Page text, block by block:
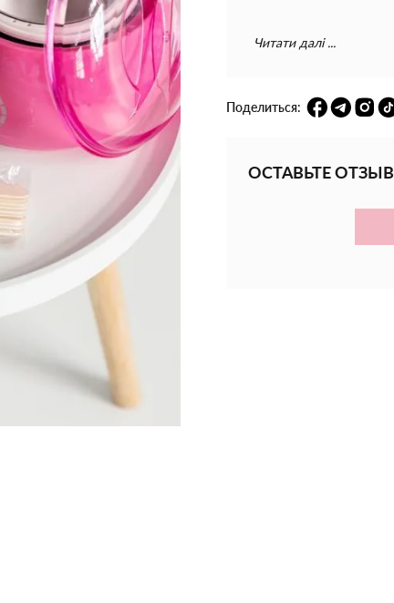
Обратите
царапины.
Читати далі ...
Поделиться:
ОСТАВЬТЕ